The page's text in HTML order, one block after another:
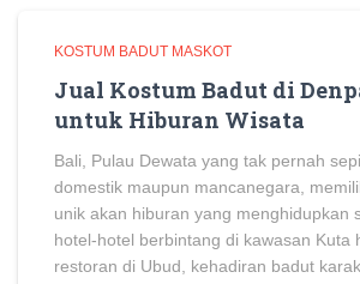
KOSTUM BADUT MASKOT
Jual Kostum Badut di
untuk Hiburan Wisata
Bali, Pulau Dewata yang tak pernah
domestik maupun mancanegara,
unik akan hiburan yang menghidupkan
hotel-hotel berbintang di kawasan Kuta
restoran di Ubud, kehadiran badut